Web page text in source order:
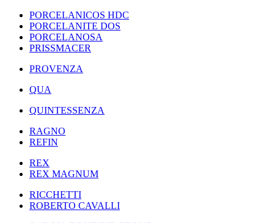
PORCELANICOS HDC
PORCELANITE DOS
PORCELANOSA
PRISSMACER
PROVENZA
QUA
QUINTESSENZA
RAGNO
REFIN
REX
REX MAGNUM
RICCHETTI
ROBERTO CAVALLI